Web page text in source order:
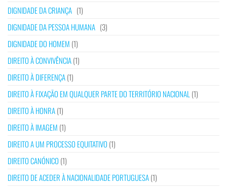
DIGNIDADE DA CRIANÇA (1)
DIGNIDADE DA PESSOA HUMANA (3)
DIGNIDADE DO HOMEM (1)
DIREITO À CONVIVÊNCIA(1)
DIREITO À DIFERENÇA(1)
DIREITO À FIXAÇÃO EM QUALQUER PARTE DO TERRITÓRIO NACIONAL (1)
DIREITO À HONRA(1)
DIREITO À IMAGEM (1)
DIREITO A UM PROCESSO EQUITATIVO (1)
DIREITO CANÓNICO (1)
DIREITO DE ACEDER À NACIONALIDADE PORTUGUESA(1)